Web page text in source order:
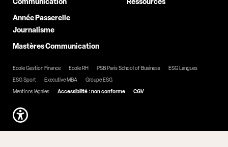
Année Passerelle
Journalisme
Mastères Communication
Ecole Gestion Finance Ecole RH PSB Paris School of Business
ESG Langues
ESG Sport
Executive MBA
Groupe ESG
Mentions légales
Accessibilité : non conforme CGV